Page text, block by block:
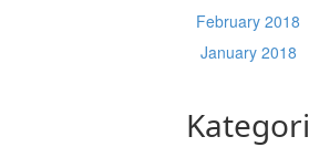
February 2018
January 2018
Kategori